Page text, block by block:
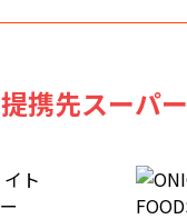
提携先スーパー